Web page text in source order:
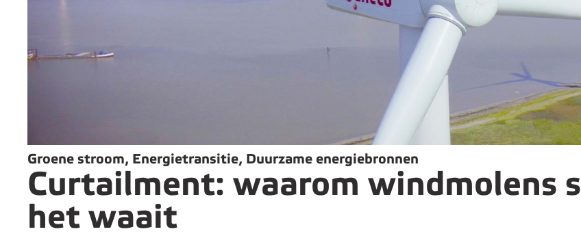
Groene stroom, Energietransitie, Duurzame energiebronnen
Curtailment: waarom windmolens
het waait